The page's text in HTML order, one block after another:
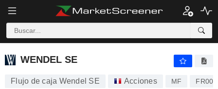
WENDEL SE
WENDEL SE
Flujo de caja Wendel SE Acciones MF